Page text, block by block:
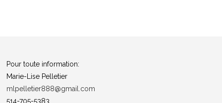
Pour toute information:
Marie-Lise Pelletier
mlpelletier888@gmail.com
514-705-5383